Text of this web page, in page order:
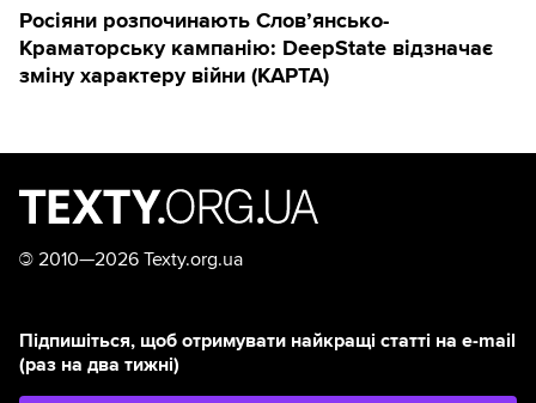
Росіяни розпочинають Слов’янсько-
Краматорську кампанію: DeepState відзначає
зміну характеру війни (КАРТА)
© 2010—2026 Texty.org.ua
Підпишіться, щоб отримувати найкращі статті на e-mail
(раз на два тижні)